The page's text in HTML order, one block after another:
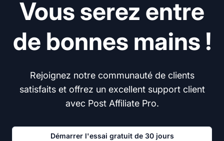
Vous serez entre
de bonnes mains !
Rejoignez notre communauté de clients
satisfaits et offrez un excellent support client
avec Post Affiliate Pro.
Démarrer l'essai gratuit de 30 jours